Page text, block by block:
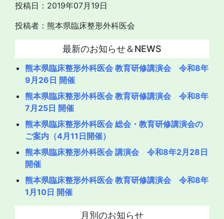
投稿日：2019年07月19日
投稿者：熊本県臨床整形外科医会
最新のお知らせ＆NEWS
熊本県臨床整形外科医会 教育研修講演会 令和8年
9月26日 開催
熊本県臨床整形外科医会 教育研修講演会 令和8年
7月25日 開催
熊本県臨床整形外科医会 総会・教育研修講演会の
ご案内（4月11日開催）
熊本県臨床整形外科医会 講演会 令和8年2月28日
開催
熊本県臨床整形外科医会 教育研修講演会 令和8年
1月10日 開催
月別のお知らせ